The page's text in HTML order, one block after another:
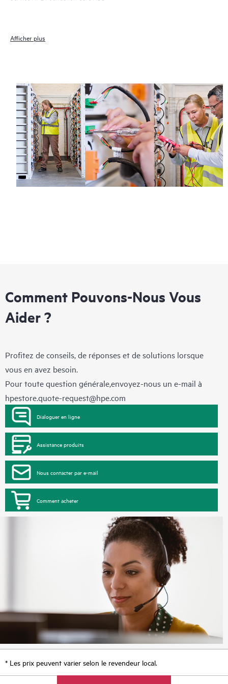
disponibilité locale du service. L’admissibilité des produits peut
mode de communication disponible localement), ou sous la
forme d’un événement de signalement d’équipement
automatisé via la solution HPE de support à distance en ligne
(24 heures sur 24, 7 jours sur 7).
HPE offre trois niveaux de service distincts pour les produits
couverts par Foundation Care :
• Service Jour ouvré suivant HPE Foundation Care
• Service 24h/24 7j/7 HPE Foundation Care
Afficher plus
Comment Pouvons-Nous Vous
Aider ?
Profitez de conseils, de réponses et de solutions lorsque
vous en avez besoin.
Pour toute question générale,envoyez-nous un e-mail à
hpestore.quote-request@hpe.com
Dialoguer en ligne
Assistance produits
Nous contacter par e-mail
Comment acheter
* Les prix peuvent varier selon le revendeur local.